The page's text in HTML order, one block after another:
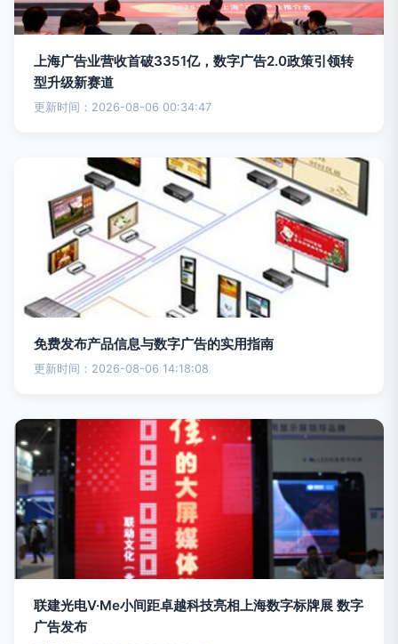
上海广告业营收首破3351亿，数字广告2.0政策引领转
型升级新赛道
更新时间：2026-08-06 00:34:47
免费发布产品信息与数字广告的实用指南
更新时间：2026-08-06 14:18:08
联建光电V·Me小间距卓越科技亮相上海数字标牌展 数字
广告发布